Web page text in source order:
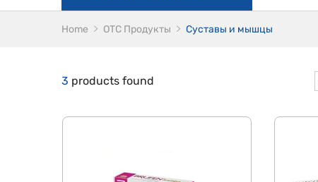
Home ОТС Продукты Суставы и мышцы
3 products found